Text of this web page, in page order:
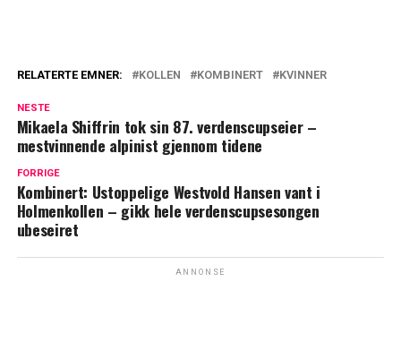
RELATERTE EMNER: KOLLEN KOMBINERT KVINNER
NESTE
Mikaela Shiffrin tok sin 87. verdenscupseier –
mestvinnende alpinist gjennom tidene
FORRIGE
Kombinert: Ustoppelige Westvold Hansen vant i
Holmenkollen – gikk hele verdenscupsesongen
ubeseiret
ANNONSE